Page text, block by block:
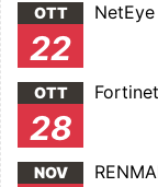
OTT
22
OTT
28
NOV